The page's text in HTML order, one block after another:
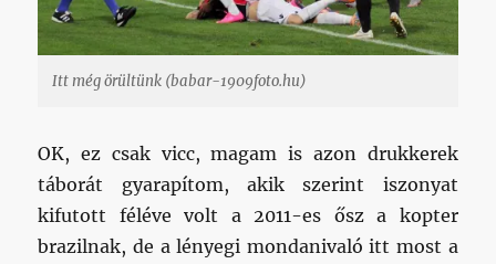
Itt még örültünk (babar-1909foto.hu)
OK, ez csak vicc, magam is azon drukkerek
táborát gyarapítom, akik szerint iszonyat
kifutott féléve volt a 2011-es ősz a kopter
brazilnak, de a lényegi mondanivaló itt most a